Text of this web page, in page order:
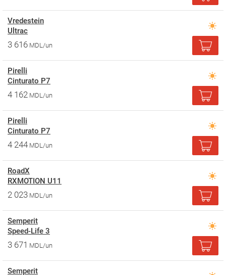
Vredestein
Ultrac
3 616 MDL/un
Pirelli
Cinturato P7
4 162 MDL/un
Pirelli
Cinturato P7
4 244 MDL/un
RoadX
RXMOTION U11
2 023 MDL/un
Semperit
Speed-Life 3
3 671 MDL/un
Semperit